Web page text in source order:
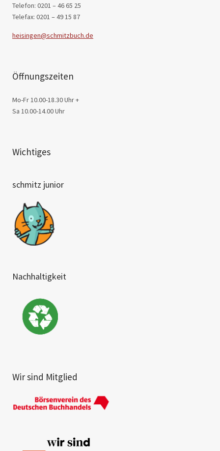
Telefon: 0201 – 46 65 25
Telefax: 0201 – 49 15 87
heisingen@schmitzbuch.de
Öffnungszeiten
Mo-Fr 10.00-18.30 Uhr +
Sa 10.00-14.00 Uhr
Wichtiges
schmitz junior
Nachhaltigkeit
Wir sind Mitglied